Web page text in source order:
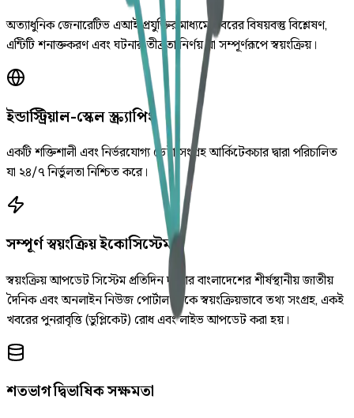
অত্যাধুনিক জেনারেটিভ এআই প্রযুক্তির মাধ্যমে খবরের বিষয়বস্তু বিশ্লেষণ,
এন্টিটি শনাক্তকরণ এবং ঘটনার তীব্রতা নির্ণয় যা সম্পূর্ণরূপে স্বয়ংক্রিয়।
ইন্ডাস্ট্রিয়াল-স্কেল স্ক্র্যাপিং
একটি শক্তিশালী এবং নির্ভরযোগ্য ডেটা সংগ্রহ আর্কিটেকচার দ্বারা পরিচালিত
যা ২৪/৭ নির্ভুলতা নিশ্চিত করে।
সম্পূর্ণ স্বয়ংক্রিয় ইকোসিস্টেম
স্বয়ংক্রিয় আপডেট সিস্টেম প্রতিদিন দুইবার বাংলাদেশের শীর্ষস্থানীয় জাতীয়
দৈনিক এবং অনলাইন নিউজ পোর্টাল থেকে স্বয়ংক্রিয়ভাবে তথ্য সংগ্রহ, একই
খবরের পুনরাবৃত্তি (ডুপ্লিকেট) রোধ এবং লাইভ আপডেট করা হয়।
শতভাগ দ্বিভাষিক সক্ষমতা